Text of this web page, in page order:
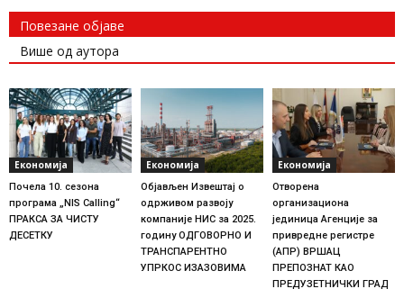
Повезане објаве
Више од аутора
Економија
Почела 10. сезона
програма „NIS Cаlling“
ПРАКСА ЗА ЧИСТУ
ДЕСЕТКУ
Економија
Објављен Извештај о
одрживом развоју
компаније НИС за 2025.
годину ОДГОВОРНО И
ТРАНСПАРЕНТНО
УПРКОС ИЗАЗОВИМА
Економија
Отворена
организациона
јединица Агенције за
привредне регистре
(АПР) ВРШАЦ
ПРЕПОЗНАТ КАО
ПРЕДУЗЕТНИЧКИ ГРАД